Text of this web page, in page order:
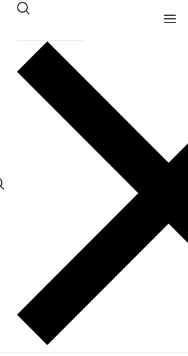
V42504 C2
1 шт.) *наличие
салоне
уточнять отдельно
модель
салон “Оптик-Экспресс”.
Республики
товар